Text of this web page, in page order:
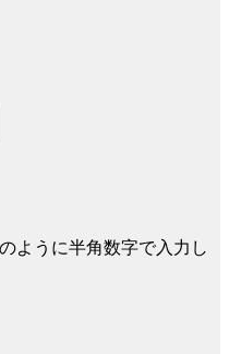
のように半角数字で入力し